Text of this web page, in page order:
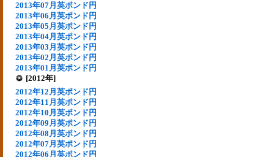
2013年07月英ポンド円
2013年06月英ポンド円
2013年05月英ポンド円
2013年04月英ポンド円
2013年03月英ポンド円
2013年02月英ポンド円
2013年01月英ポンド円
[2012年]
2012年12月英ポンド円
2012年11月英ポンド円
2012年10月英ポンド円
2012年09月英ポンド円
2012年08月英ポンド円
2012年07月英ポンド円
2012年06月英ポンド円